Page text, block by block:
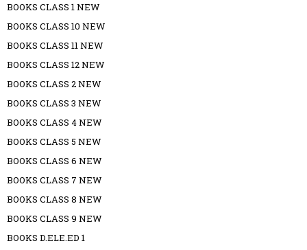
BOOKS CLASS 1 NEW
BOOKS CLASS 10 NEW
BOOKS CLASS 11 NEW
BOOKS CLASS 12 NEW
BOOKS CLASS 2 NEW
BOOKS CLASS 3 NEW
BOOKS CLASS 4 NEW
BOOKS CLASS 5 NEW
BOOKS CLASS 6 NEW
BOOKS CLASS 7 NEW
BOOKS CLASS 8 NEW
BOOKS CLASS 9 NEW
BOOKS D.ELE.ED 1